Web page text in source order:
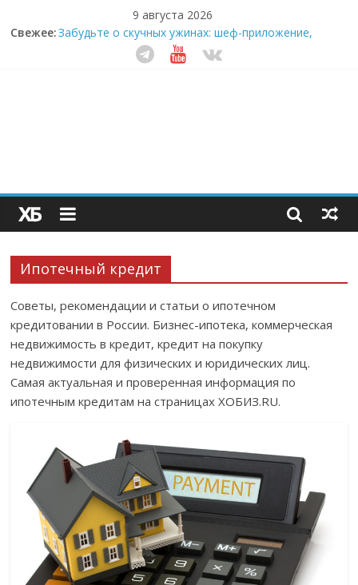
9 августа 2026
Свежее:Забудьте о скучных ужинах: шеф-приложение,
которое видит вашу еду насквозь
Небо зовёт: как бизнес на полётах дронов и
Секрет супергидратации: почему кокосовая вода с
пребиотиками становится главным трендом
здорового питания
Ипотечный кредит
Советы, рекомендации и статьи о ипотечном
кредитовании в России. Бизнес-ипотека, коммерческая
недвижимость в кредит, кредит на покупку
недвижимости для физических и юридических лиц.
Самая актуальная и проверенная информация по
ипотечным кредитам на страницах ХОБИЗ.RU.